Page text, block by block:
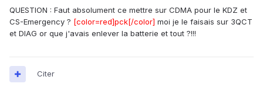
QUESTION : Faut absolument ce mettre sur CDMA pour le KDZ et
CS-Emergency ? [color=red]pck[/color] moi je le faisais sur 3QCT
et DIAG or que j'avais enlever la batterie et tout ?!!!
Citer